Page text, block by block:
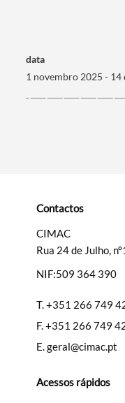
Categorias gerais
data
1 novembro 2025 - 14
Contactos
CIMAC
Rua 24 de Julho,
NIF:509 364 390
T.+351 266 749
F.+351 266 749
E.geral@cimac.pt
Acessos rápidos